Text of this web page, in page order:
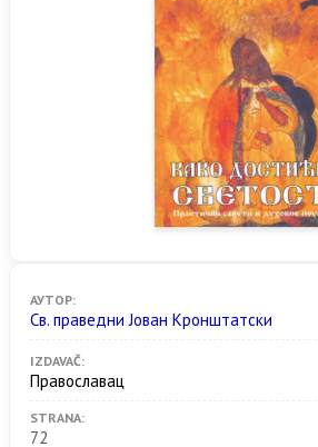
АУТОР:
Св. праведни Јован Кронштатски
IZDAVAČ:
Православац
STRANA:
72